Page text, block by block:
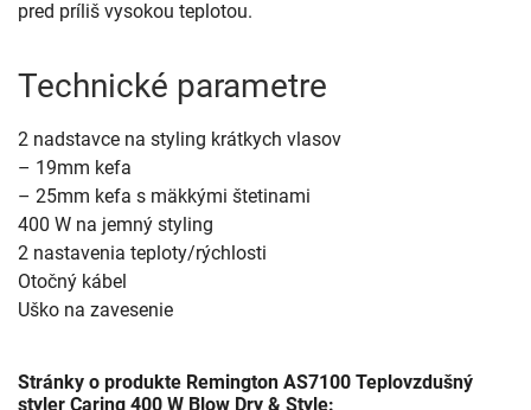
pred príliš vysokou teplotou.
Technické parametre
2 nadstavce na styling krátkych vlasov
– 19mm kefa
– 25mm kefa s mäkkými štetinami
400 W na jemný styling
2 nastavenia teploty/rýchlosti
Otočný kábel
Uško na zavesenie
Stránky o produkte Remington AS7100 Teplovzdušný
styler Caring 400 W Blow Dry & Style: